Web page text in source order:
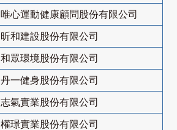
唯心運動健康顧問股份有限公司
昕和建設股份有限公司
和眾環境股份有限公司
丹一健身股份有限公司
志氣實業股份有限公司
權璟實業股份有限公司